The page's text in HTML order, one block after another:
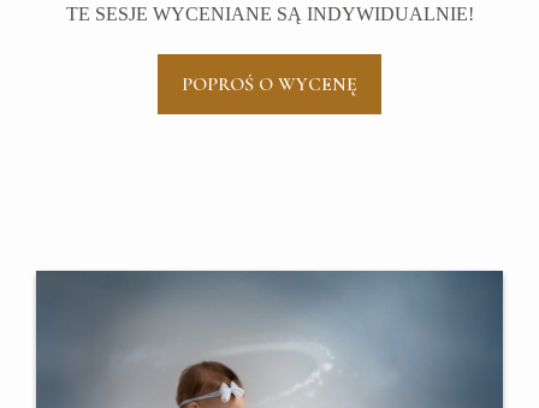
TE SESJE WYCENIANE SĄ INDYWIDUALNIE!
POPROŚ O WYCENĘ